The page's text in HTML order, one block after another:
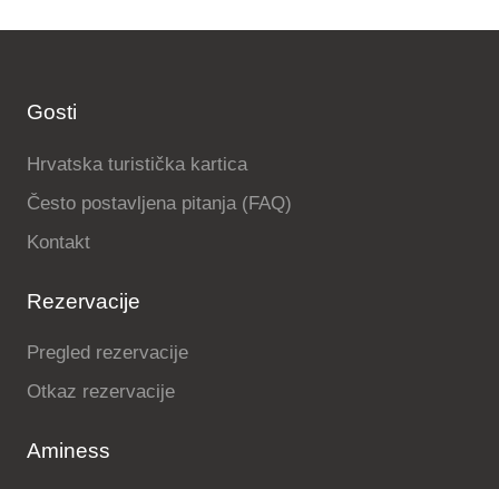
Gosti
Hrvatska turistička kartica
Često postavljena pitanja (FAQ)
Kontakt
Rezervacije
Pregled rezervacije
Otkaz rezervacije
Aminess